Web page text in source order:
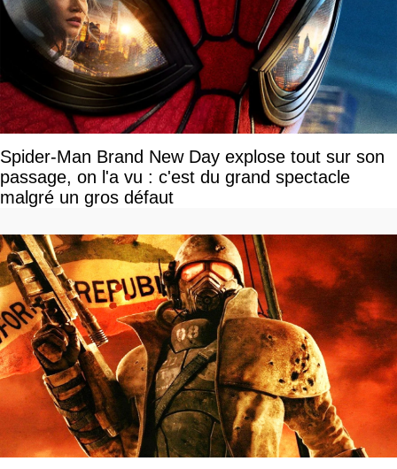
Spider-Man Brand New Day explose tout sur son
passage, on l'a vu : c'est du grand spectacle
malgré un gros défaut